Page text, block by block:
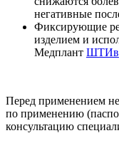
негативные
Фиксирующие
изделием и
Медплант
Перед применением
по применению
консультацию